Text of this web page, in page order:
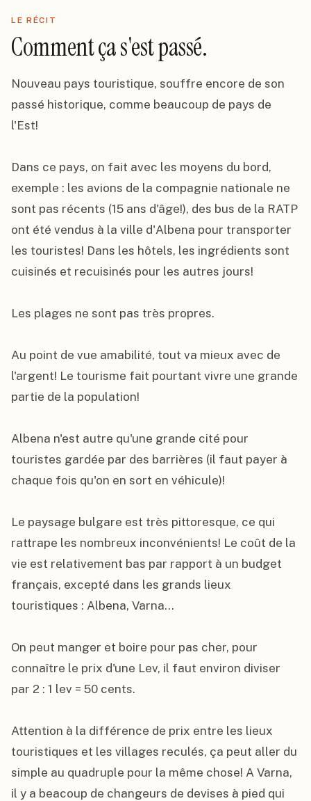
LE RÉCIT
Comment ça s'est passé.
Nouveau pays touristique, souffre encore de son
passé historique, comme beaucoup de pays de
l'Est!
Dans ce pays, on fait avec les moyens du bord,
exemple : les avions de la compagnie nationale ne
sont pas récents (15 ans d'âge!), des bus de la RATP
ont été vendus à la ville d'Albena pour transporter
les touristes! Dans les hôtels, les ingrédients sont
cuisinés et recuisinés pour les autres jours!
Les plages ne sont pas très propres.
Au point de vue amabilité, tout va mieux avec de
l'argent! Le tourisme fait pourtant vivre une grande
partie de la population!
Albena n'est autre qu'une grande cité pour
touristes gardée par des barrières (il faut payer à
chaque fois qu'on en sort en véhicule)!
Le paysage bulgare est très pittoresque, ce qui
rattrape les nombreux inconvénients! Le coût de la
vie est relativement bas par rapport à un budget
français, excepté dans les grands lieux
touristiques : Albena, Varna...
On peut manger et boire pour pas cher, pour
connaître le prix d'une Lev, il faut environ diviser
par 2 : 1 lev = 50 cents.
Attention à la différence de prix entre les lieux
touristiques et les villages reculés, ça peut aller du
simple au quadruple pour la même chose! A Varna,
il y a beacoup de changeurs de devises à pied qui